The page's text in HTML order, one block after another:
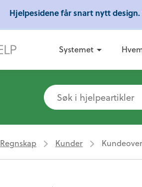
Gratis
Systemet
Regnskap Kunder
Hjelpesidene får snart nytt